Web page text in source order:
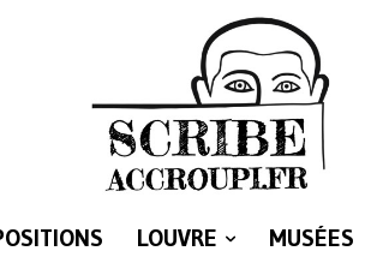
LOUVRE MUSÉES